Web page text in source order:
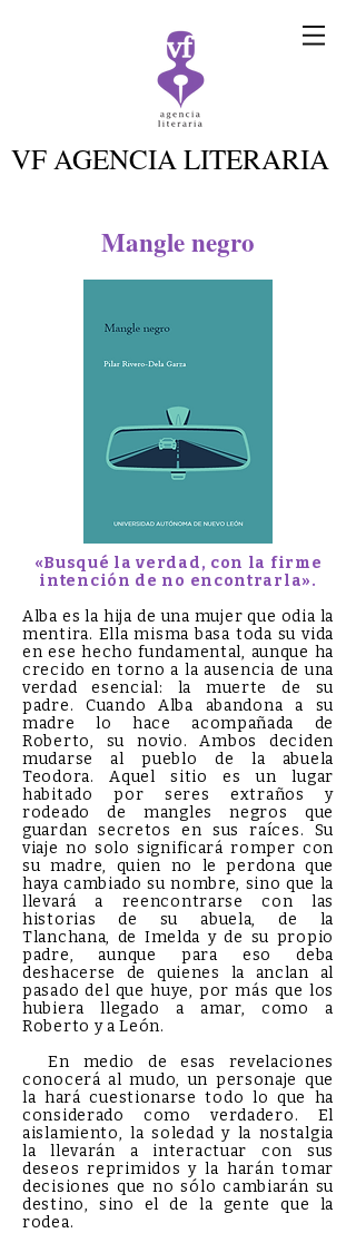
VF AGENCIA LITERARIA
Mangle negro
«Busqué la verdad, con la firme
intención de no encontrarla».
Alba es la hija de una mujer que odia la
mentira. Ella misma basa toda su vida
en ese hecho fundamental, aunque ha
crecido en torno a la ausencia de una
verdad esencial: la muerte de su
padre. Cuando Alba abandona a su
madre lo hace acompañada de
Roberto, su novio. Ambos deciden
mudarse al pueblo de la abuela
Teodora. Aquel sitio es un lugar
habitado por seres extraños y
rodeado de mangles negros que
guardan secretos en sus raíces. Su
viaje no solo significará romper con
su madre, quien no le perdona que
haya cambiado su nombre, sino que la
llevará a reencontrarse con las
historias de su abuela, de la
Tlanchana, de Imelda y de su propio
padre, aunque para eso deba
deshacerse de quienes la anclan al
pasado del que huye, por más que los
hubiera llegado a amar, como a
Roberto y a León.
En medio de esas revelaciones
conocerá al mudo, un personaje que
la hará cuestionarse todo lo que ha
considerado como verdadero. El
aislamiento, la soledad y la nostalgia
la llevarán a interactuar con sus
deseos reprimidos y la harán tomar
decisiones que no sólo cambiarán su
destino, sino el de la gente que la
rodea.